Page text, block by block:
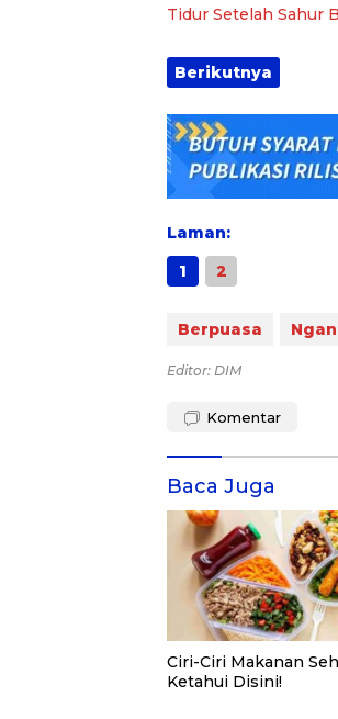
Tidur Setelah Sahur
Berikutnya
Laman:
1
2
Berpuasa
Editor: DIM
Komentar
Baca Juga
Ciri-Ciri Makanan
Ketahui Disini!